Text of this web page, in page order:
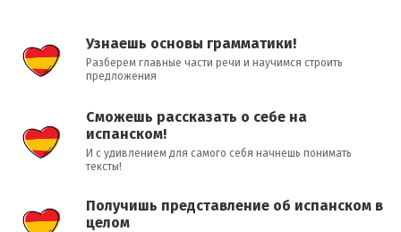
Узнаешь основы грамматики!
Разберем главные части речи и научимся строить
предложения
Сможешь рассказать о себе на
испанском!
И с удивлением для самого себя начнешь понимать
тексты!
Получишь представление об испанском в
целом